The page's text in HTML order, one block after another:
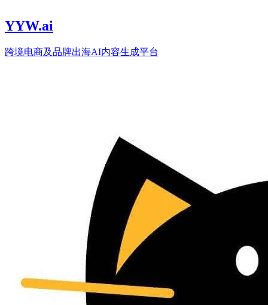
YYW.ai
跨境电商及品牌出海AI内容生成平台